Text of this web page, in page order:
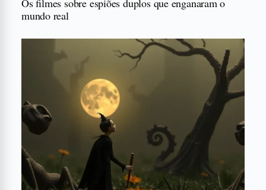
mundo real